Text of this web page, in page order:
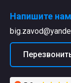
Напишите нам